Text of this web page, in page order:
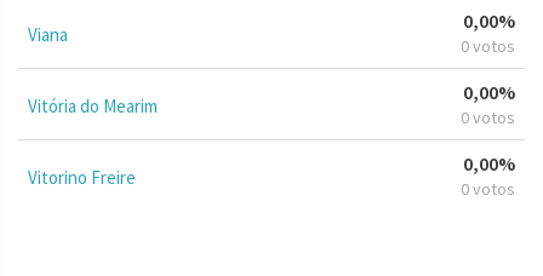
Viana
0,00%
0 votos
Vitória do Mearim
0,00%
0 votos
Vitorino Freire
0,00%
0 votos